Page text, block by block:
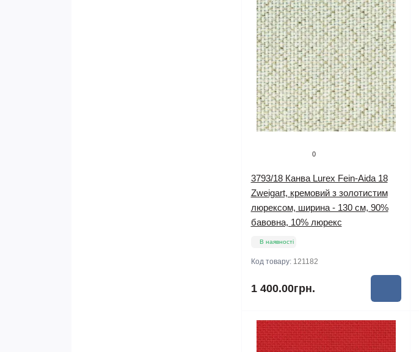
0
3793/18 Канва Lurex Fein-Aida 18
Zweigart, кремовий з золотистим
люрексом, ширина - 130 см, 90%
бавовна, 10% люрекс
В наявності
Код товару: 121182
1 400.00грн.